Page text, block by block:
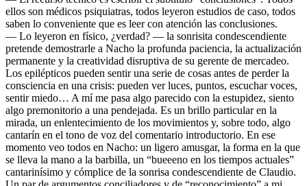
ellos son médicos psiquiatras, todos leyeron estudios de caso, todos
saben lo conveniente que es leer con atención las conclusiones.
— Lo leyeron en físico, ¿verdad? — la sonrisita condescendiente
pretende demostrarle a Nacho la profunda paciencia, la actualización
permanente y la creatividad disruptiva de su gerente de mercadeo.
Los epilépticos pueden sentir una serie de cosas antes de perder la
consciencia en una crisis: pueden ver luces, puntos, escuchar voces,
sentir miedo… A mí me pasa algo parecido con la estupidez, siento
algo premonitorio a una pendejada. Es un brillo particular en la
mirada, un enlentecimiento de los movimientos y, sobre todo, algo
cantarín en el tono de voz del comentario introductorio. En ese
momento veo todos en Nacho: un ligero amusgar, la forma en la que
se lleva la mano a la barbilla, un “bueeeno en los tiempos actuales”
cantarinísimo y cómplice de la sonrisa condescendiente de Claudio.